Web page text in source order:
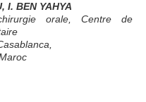
I. BEN YAHYA
orale, Centre de